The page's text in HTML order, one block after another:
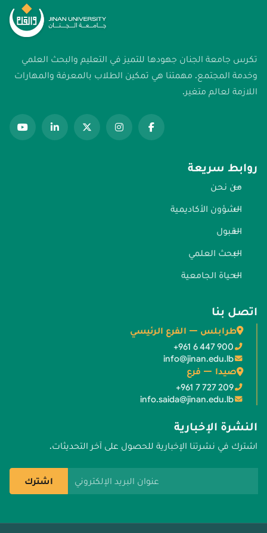
تكرس جامعة الجنان جهودها للتميز في التعليم والبحث العلمي
وخدمة المجتمع. مهمتنا هي تمكين الطلاب بالمعرفة والمهارات
اللازمة لعالم متغير.
روابط سريعة
من نحن
الشؤون الأكاديمية
القبول
البحث العلمي
الحياة الجامعية
اتصل بنا
طرابلس — الفرع الرئيسي
+961 6 447 900
info@jinan.edu.lb
صيدا — فرع
+961 7 727 209
info.saida@jinan.edu.lb
النشرة الإخبارية
اشترك في نشرتنا الإخبارية للحصول على آخر التحديثات.
اشترك